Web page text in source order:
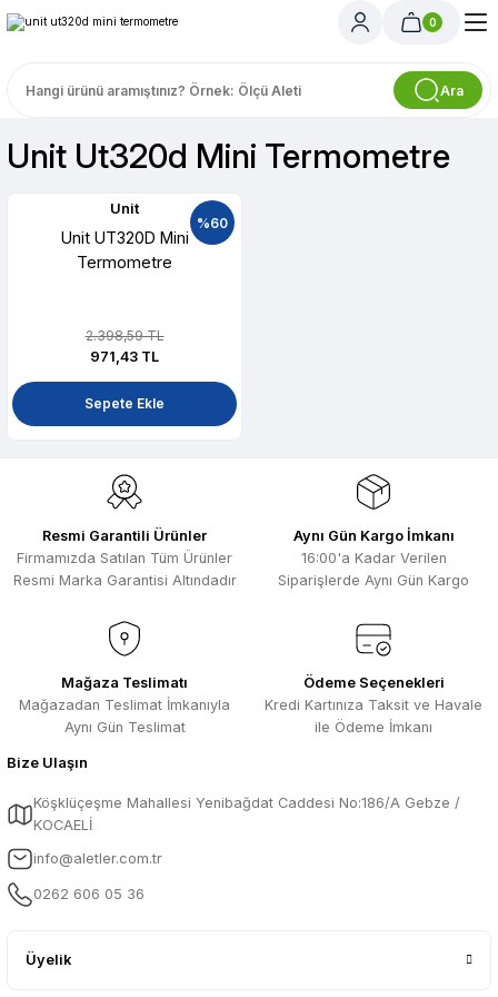
Ara
0
Unit Ut320d Mini Termometre
%60
Unit
Unit UT320D Mini
Termometre
2.398,59 TL
971,43 TL
Sepete Ekle
Resmi Garantili Ürünler
Firmamızda Satılan Tüm Ürünler
Resmi Marka Garantisi Altındadır
Aynı Gün Kargo İmkanı
16:00'a Kadar Verilen
Siparişlerde Aynı Gün Kargo
Mağaza Teslimatı
Mağazadan Teslimat İmkanıyla
Aynı Gün Teslimat
Ödeme Seçenekleri
Kredi Kartınıza Taksit ve Havale
ile Ödeme İmkanı
Bize Ulaşın
Köşklüçeşme Mahallesi Yenibağdat Caddesi No:186/A Gebze /
KOCAELİ
info@aletler.com.tr
0262 606 05 36
Üyelik